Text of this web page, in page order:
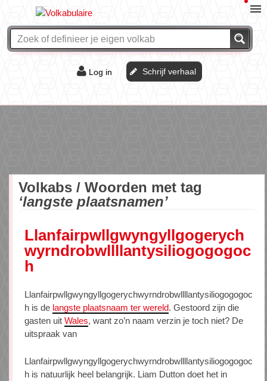
Log in Schrijf verhaal
Volkabs / Woorden met tag
‘langste plaatsnamen’
Llanfairpwllgwyngyllgogerych
wyrndrobwllllantysiliogogogoc
h
Llanfairpwllgwyngyllgogerychwyrndrobwllllantysiliogogogoc
h is de langste plaatsnaam ter wereld. Gestoord zijn die
gasten uit Wales, want zo’n naam verzin je toch niet? De
uitspraak van
Llanfairpwllgwyngyllgogerychwyrndrobwllllantysiliogogogoc
h is natuurlijk heel belangrijk. Liam Dutton doet het in